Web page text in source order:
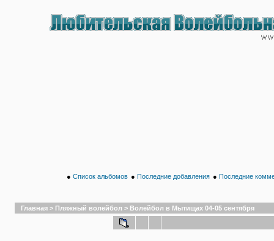
● Список альбомов ● Последние добавления ● Последние
Главная > Пляжный волейбол > Волейбол в Мытищах 04-05 сентября